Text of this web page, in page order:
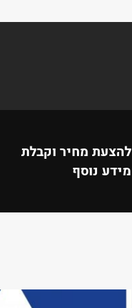
להצעת מחיר וקבלת
מידע נוסף